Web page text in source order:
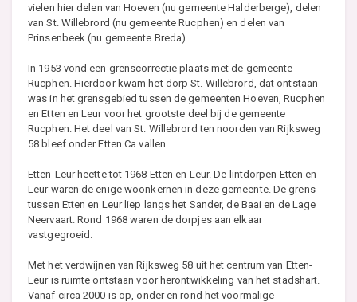
vielen hier delen van Hoeven (nu gemeente Halderberge), delen
van St. Willebrord (nu gemeente Rucphen) en delen van
Prinsenbeek (nu gemeente Breda).
In 1953 vond een grenscorrectie plaats met de gemeente
Rucphen. Hierdoor kwam het dorp St. Willebrord, dat ontstaan
was in het grensgebied tussen de gemeenten Hoeven, Rucphen
en Etten en Leur voor het grootste deel bij de gemeente
Rucphen. Het deel van St. Willebrord ten noorden van Rijksweg
58 bleef onder Etten Ca vallen.
Etten-Leur heette tot 1968 Etten en Leur. De lintdorpen Etten en
Leur waren de enige woonkernen in deze gemeente. De grens
tussen Etten en Leur liep langs het Sander, de Baai en de Lage
Neervaart. Rond 1968 waren de dorpjes aan elkaar
vastgegroeid.
Met het verdwijnen van Rijksweg 58 uit het centrum van Etten-
Leur is ruimte ontstaan voor herontwikkeling van het stadshart.
Vanaf circa 2000 is op, onder en rond het voormalige